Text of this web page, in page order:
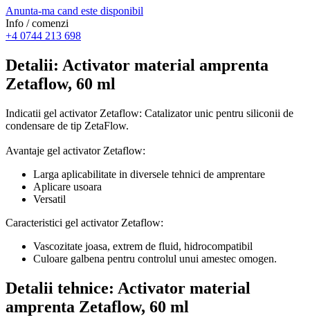
Anunta-ma cand este disponibil
Info / comenzi
+4 0744 213 698
Detalii: Activator material amprenta
Zetaflow, 60 ml
Indicatii gel activator Zetaflow: Catalizator unic pentru siliconii de
condensare de tip ZetaFlow.
Avantaje gel activator Zetaflow:
Larga aplicabilitate in diversele tehnici de amprentare
Aplicare usoara
Versatil
Caracteristici gel activator Zetaflow:
Vascozitate joasa, extrem de fluid, hidrocompatibil
Culoare galbena pentru controlul unui amestec omogen.
Detalii tehnice: Activator material
amprenta Zetaflow, 60 ml